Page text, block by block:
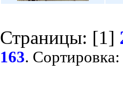
Страницы: [1]
163.